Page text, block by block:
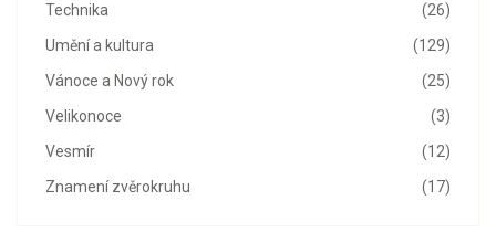
(26)
Technika
(129)
Umění a kultura
(25)
Vánoce a Nový rok
(3)
Velikonoce
(12)
Vesmír
(17)
Znamení zvěrokruhu